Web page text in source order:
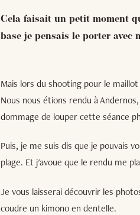
Cela faisait un petit moment
base je pensais le porter avec
Mais lors du shooting pour le
Nous nous étions rendu à
dommage de louper cette séance
Puis, je me suis dis que je pouvais
plage. Et j'avoue que le rendu me
Je vous laisserai découvrir les
coudre un kimono en dentelle.